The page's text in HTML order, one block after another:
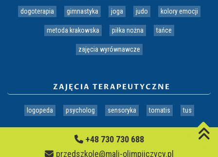
dogoterapia gimnastyka joga judo kolory emocji
metoda krakowska piłka nożna tańce
zajęcia wyrównawcze
ZAJĘCIA TERAPEUTYCZNE
logopeda psycholog sensoryka tomatis tus
+48 730 730 688
przedszkole@mali-olimpijczycy.pl